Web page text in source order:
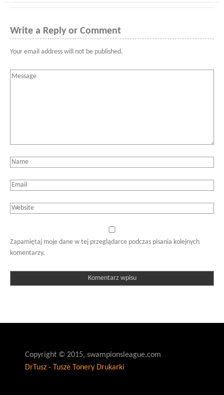
Write a Reply or Comment
Your email address will not be published.
Zapamiętaj moje dane w tej przeglądarce podczas pisania kolejnych
komentarzy.
Copyright © 2015, swampionsleague.com
DrTusz - Tusze Tonery Drukarki